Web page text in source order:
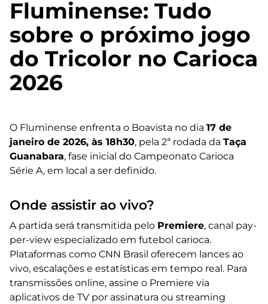
Fluminense: Tudo
sobre o próximo jogo
do Tricolor no Carioca
2026
O Fluminense enfrenta o Boavista no dia 17 de
janeiro de 2026, às 18h30, pela 2ª rodada da Taça
Guanabara, fase inicial do Campeonato Carioca
Série A, em local a ser definido.
Onde assistir ao vivo?
A partida será transmitida pelo Premiere, canal pay-
per-view especializado em futebol carioca.
Plataformas como CNN Brasil oferecem lances ao
vivo, escalações e estatísticas em tempo real. Para
transmissões online, assine o Premiere via
aplicativos de TV por assinatura ou streaming